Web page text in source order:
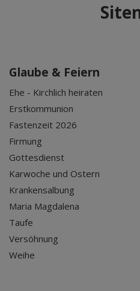
Glaube & Feiern
Ehe - Kirchlich heiraten
Erstkommunion
Fastenzeit 2026
Firmung
Gottesdienst
Karwoche und Ostern
Krankensalbung
Maria Magdalena
Taufe
Versöhnung
Weihe